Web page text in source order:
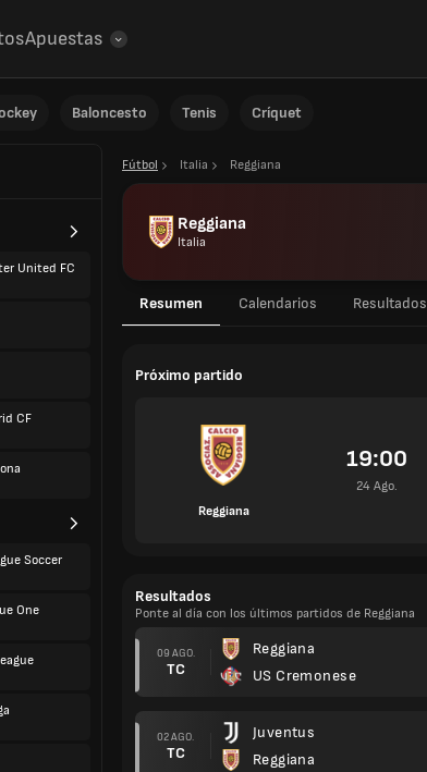
Apuestas
Baloncesto Tenis Críquet
United FC
CF
Soccer
One
Fútbol Italia Reggiana
Reggiana
Italia
Resumen Calendarios Resultados
Próximo partido
Reggiana
19:00
24 Ago.
Resultados
Ponte al día con los últimos partidos de Reggiana
09 AGO.
TC
Reggiana
US Cremonese
02 AGO.
TC
Juventus
Reggiana